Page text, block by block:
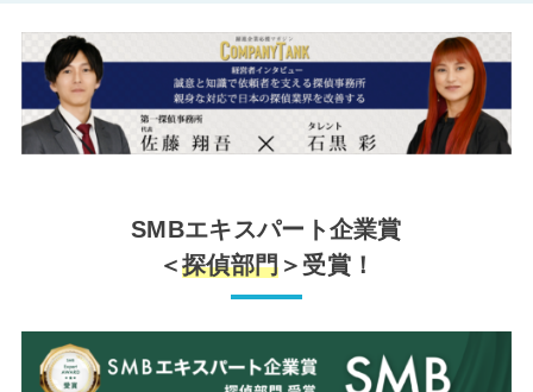
SMBエキスパート企業賞
＜探偵部門 ＞受賞！